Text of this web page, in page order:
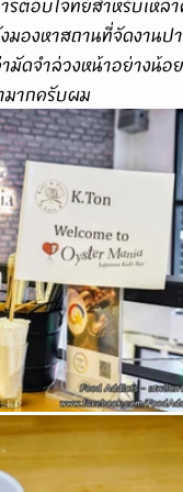
องหาสถานที่จัดงาน
มัดจำล่วงหน้าอย่างน้
ากครับผม